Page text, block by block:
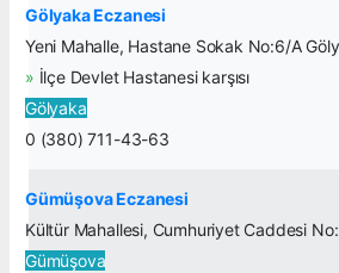
Gölyaka Eczanesi
Yeni Mahalle, Hastane Sokak No:6/A
» İlçe Devlet Hastanesi karşısı
Gölyaka
0 (380) 711-43-63
Gümüşova Eczanesi
Kültür Mahallesi, Cumhuriyet Caddesi
Gümüşova